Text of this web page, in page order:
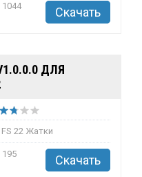
1044 Скачать
ДЛЯ
FS 22 Жатки
195 Скачать